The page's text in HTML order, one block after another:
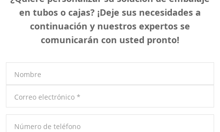
en tubos o cajas? ¡Deje sus necesidades a
continuación y nuestros expertos se
comunicarán con usted pronto!
Nombre
Correo electrónico *
Número de teléfono